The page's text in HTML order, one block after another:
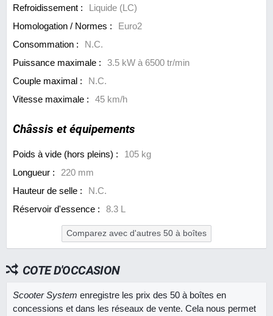
Refroidissement :
Liquide (LC)
Homologation / Normes :
Euro2
Consommation :
N.C.
Puissance maximale :
3.5 kW à 6500 tr/min
Couple maximal :
N.C.
Vitesse maximale :
45 km/h
Châssis et équipements
Poids à vide (hors pleins) :
105 kg
Longueur :
220 mm
Hauteur de selle :
N.C.
Réservoir d'essence :
8.3 L
Comparez avec d'autres 50 à boîtes
COTE D'OCCASION
Scooter System enregistre les prix des 50 à boîtes en
concessions et dans les réseaux de vente. Cela nous permet